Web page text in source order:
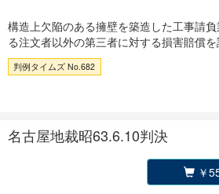
構造上欠陥のある擁壁を築造した工事請
る注文者以外の第三者に対する損害賠償
判例タイムズ No.682
名古屋地裁昭63.6.10判決
￥